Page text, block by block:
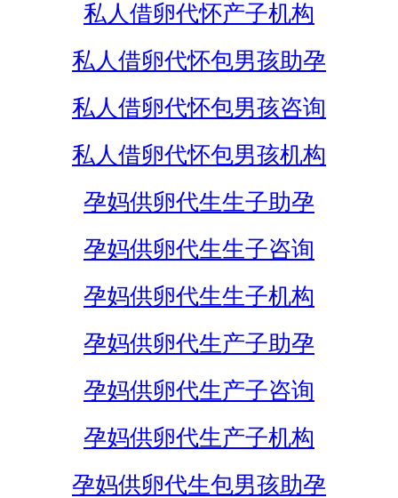
私人借卵代怀产子机构
私人借卵代怀包男孩助孕
私人借卵代怀包男孩咨询
私人借卵代怀包男孩机构
孕妈供卵代生生子助孕
孕妈供卵代生生子咨询
孕妈供卵代生生子机构
孕妈供卵代生产子助孕
孕妈供卵代生产子咨询
孕妈供卵代生产子机构
孕妈供卵代生包男孩助孕